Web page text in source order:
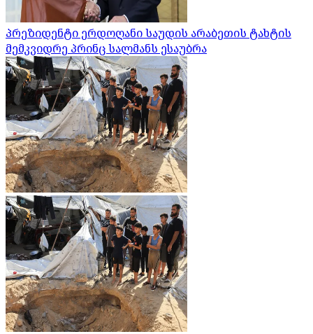
პრეზიდენტი ერდოღანი საუდის არაბეთის ტახტის
მემკვიდრე პრინც სალმანს ესაუბრა